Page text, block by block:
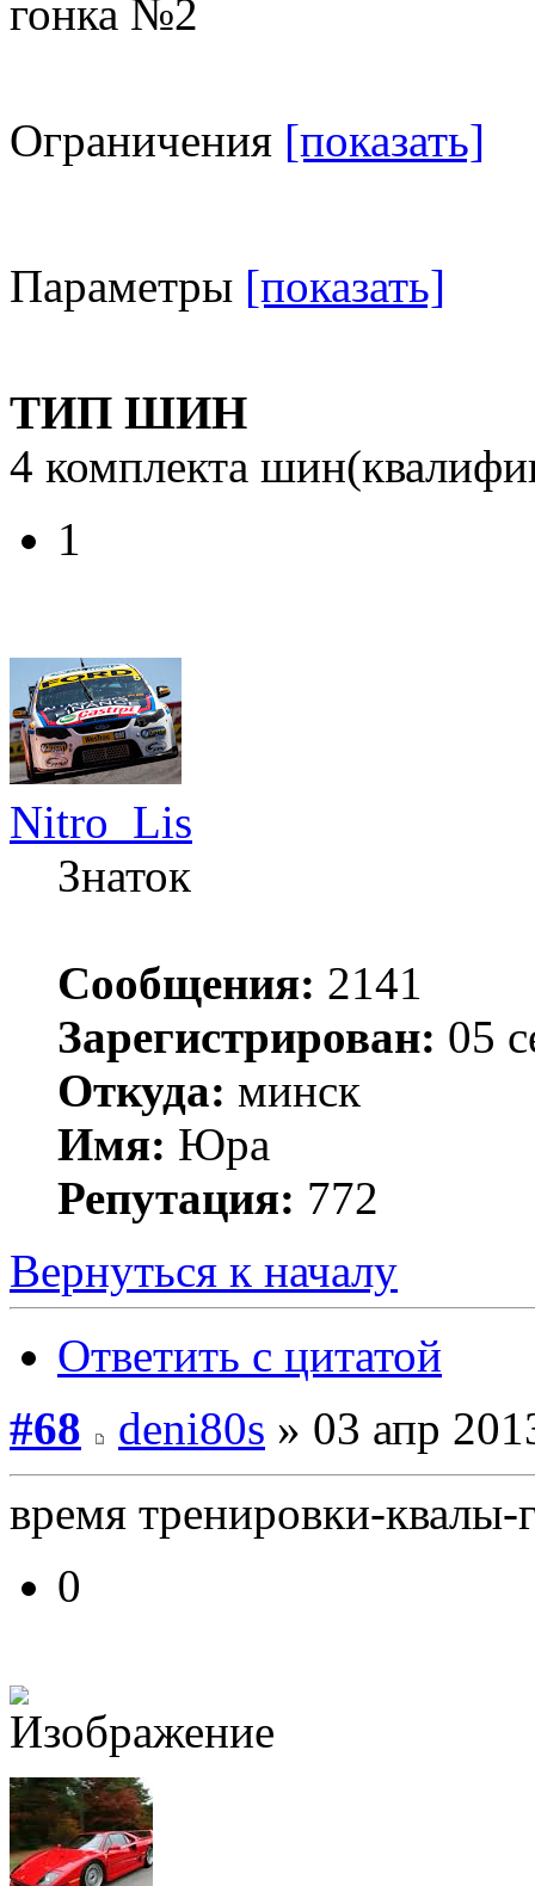
гонка №2
Ограничения [показать]
Параметры [показать]
ТИП ШИН
4 комплекта
1
Nitro_Lis
Знаток
Сообщения: 2141
Зарегистрирован: 05
Откуда: минск
Имя: Юра
Репутация: 772
Вернуться к началу
Ответить с цитатой
#68
deni80s » 03 апр
время тренировки-квалы-
0